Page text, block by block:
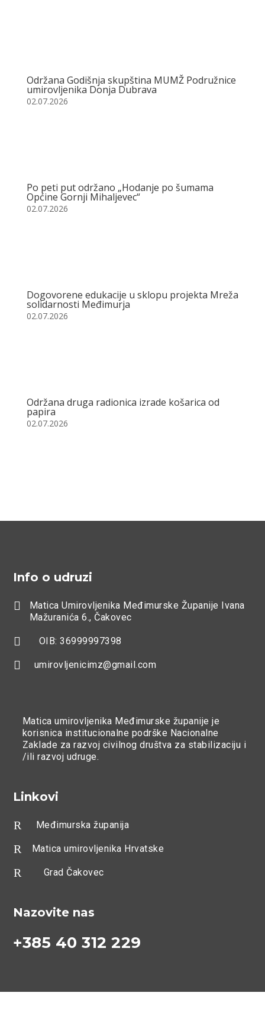
Održana Godišnja skupština MUMŽ Podružnice
umirovljenika Donja Dubrava
02.07.2026
Po peti put održano „Hodanje po šumama
Općine Gornji Mihaljevec“
02.07.2026
Dogovorene edukacije u sklopu projekta Mreža
solidarnosti Međimurja
02.07.2026
Održana druga radionica izrade košarica od
papira
02.07.2026
Info o udruzi

Matica Umirovljenika Međimurske Županije Ivana
Mažuranića 6., Čakovec
 OIB: 36999997398
 umirovljenicimz@gmail.com
Matica umirovljenika Međimurske županije je
korisnica institucionalne podrške Nacionalne
Zaklade za razvoj civilnog društva za stabilizaciju i
/ili razvoj udruge.
Linkovi
R Međimurska županija
R Matica umirovljenika Hrvatske
R Grad Čakovec
Nazovite nas
+385 40 312 229